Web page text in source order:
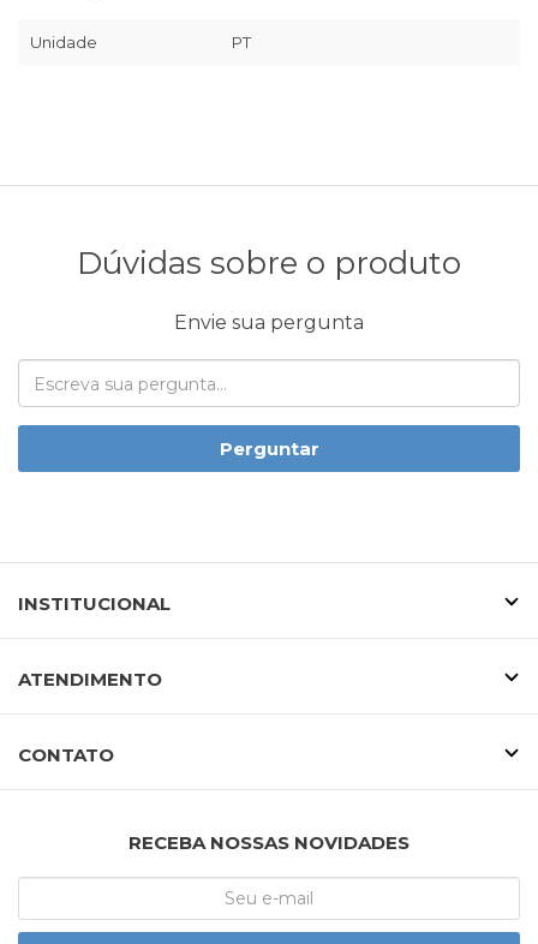
Unidade PT
Dúvidas sobre o produto
Envie sua pergunta
Perguntar
INSTITUCIONAL
ATENDIMENTO
CONTATO
RECEBA NOSSAS NOVIDADES